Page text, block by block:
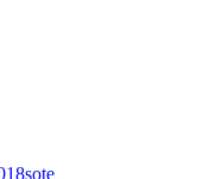
sote